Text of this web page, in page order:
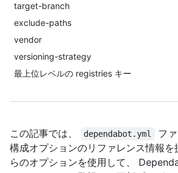
target-branch
exclude-paths
vendor
versioning-strategy
最上位レベルの registries キー
この記事では、 dependabot.yml
フ
構成オプションのリファレンス情報
らのオプションを使用して、